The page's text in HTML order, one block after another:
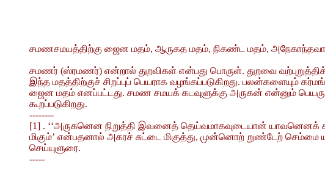
சமணசமயத்திற்கு ஜைன மதம், ஆருகத மதம், நிகண்ட மதம்,
சமணர் (ஸ்ரமணர்) என்றால் துறவிகள் என்பது பொருள். துறவை
இந்த மதத்திற்குச் சிறப்புப் பெயராக வழங்கப்படுகிறது. பலன்களையும்
ஜைன மதம் எனப்பட்டது. சமண சமயக் கடவுளுக்கு அருகன் என்னும்
கூறப்படுகிறது.
--------
[1] . ‘‘அருகனென நிறுத்தி இவனைத் தெய்வமாகவுடையான் யாவனெனக்
மிகும்’ என்பதனால் அகரச் சுட்டை மிகுத்து, முன்னொற் றுண்டேற் செம்மை
செய்யுளுரை.
-----